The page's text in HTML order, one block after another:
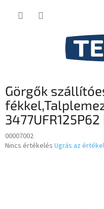
Görgők
3477UFR125P62
00007002
A
Nincs értékelés Ugrás az